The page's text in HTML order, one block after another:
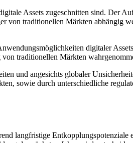
Assets zugeschnitten sind. Der
von traditionellen Märkten abhängig
digitaler
traditionellen Märkten
und angesichts globaler
sowie durch unterschiedliche
langfristige Entkopplungspotenziale